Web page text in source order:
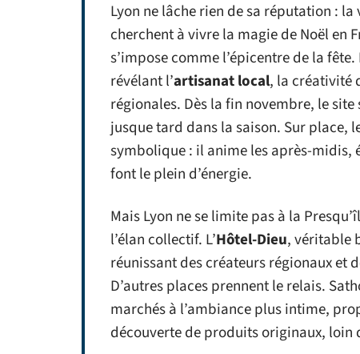
Lyon ne lâche rien de sa réputation :
cherchent à vivre la magie de Noël en
s’impose comme l’épicentre de la
révélant l’artisanat local, la créativité
régionales. Dès la fin novembre, le
jusque tard dans la saison. Sur place,
symbolique : il anime les après-midis,
font le plein d’énergie.
Mais Lyon ne se limite pas à la
l’élan collectif. L’Hôtel-Dieu, véritable
réunissant des créateurs régionaux et
D’autres places prennent le relais.
marchés à l’ambiance plus intime,
découverte de produits originaux, loin